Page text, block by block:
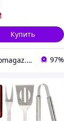
Купить
Tehnomagaz.com.ua - это передовой интернет-магазин, специализирующийся на продаже техники 97%